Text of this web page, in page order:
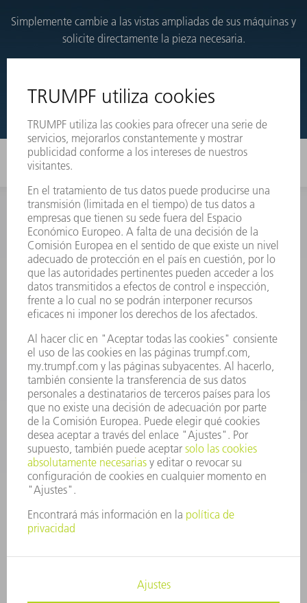
Simplemente cambie a las vistas ampliadas de sus máquinas y
solicite directamente la pieza necesaria.
VISTAS DESARROLLADAS
INFORMACIÓN
Preguntas más frecuentes
Condiciones generales de venta
CONTACTO
Departamento de Repuestos
+34 91 657 36 70
Viernes de 8h – 17h
repuestos@es.trumpf.com
CONTACTO
Departamento de Utillaje
+34 91 657 36 69
Lunes a Jueves de 8h – 18h
Viernes de 8h – 17h
utillaje@trumpf.com